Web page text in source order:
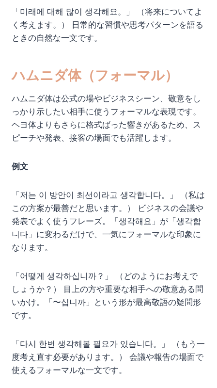
「미래에 대해 많이 생각해요。」 （将来についてよ
く考えます。） 日常的な習慣や思考パターンを語る
ときの自然な一文です。
ハムニダ体（フォーマル）
ハムニダ体は公式の場やビジネスシーン、敬意をし
っかり示したい相手に使うフォーマルな表現です。
ヘヨ体よりもさらに格式ばった響きがあるため、ス
ピーチや発表、接客の場面でも活躍します。
例文
「저는 이 방안이 최선이라고 생각합니다。」 （私は
この方案が最善だと思います。） ビジネスの会議や
発表でよく使うフレーズ。「생각해요」が「생각합
니다」に変わるだけで、一気にフォーマルな印象に
なります。
「어떻게 생각하십니까？」 （どのようにお考えで
しょうか？） 目上の方や重要な相手への敬意ある問
いかけ。「〜십니까」という形が最高敬語の疑問形
です。
「다시 한번 생각해볼 필요가 있습니다。」 （もう一
度考え直す必要があります。） 会議や報告の場面で
使えるフォーマルな一文です。